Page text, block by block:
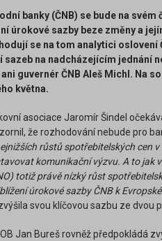
banky (ČNB) se bude na
úrokové sazby beze změny a
se na tom analytici
sazeb na nadcházejícím jednání
guvernér ČNB Aleš Michl. Na
května.
asociace Jaromír Šindel
že rozhodování nebude pro
růstů spotřebitelských cen
komunikační výzvu. A to jak
totiž právě nízký růst
úrokové sazby ČNB k
svou klíčovou sazbu ze dvou
Jan Bureš rovněž předpokládá